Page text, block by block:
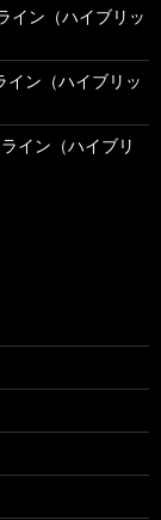
イン（ハイブリッ
イン（ハイブリッ
イン（ハイブリ